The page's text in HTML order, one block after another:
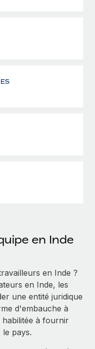
en Inde
en Inde ?
en Inde, les
une entité juridique
d'embauche à
habilitée à fournir
le pays.